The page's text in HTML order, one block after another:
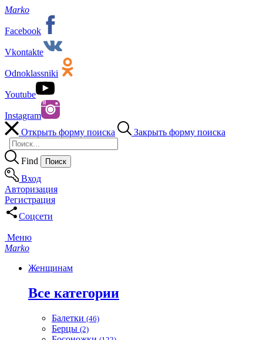
Marko
Facebook
Vkontakte
Odnoklassniki
Youtube
Instagram
Открыть форму поиска
Закрыть форму поиска
Find
Вход
Авторизация
Регистрация
Соцсети
Меню
Marko
Женщинам
Все категории
Балетки (46)
Берцы (2)